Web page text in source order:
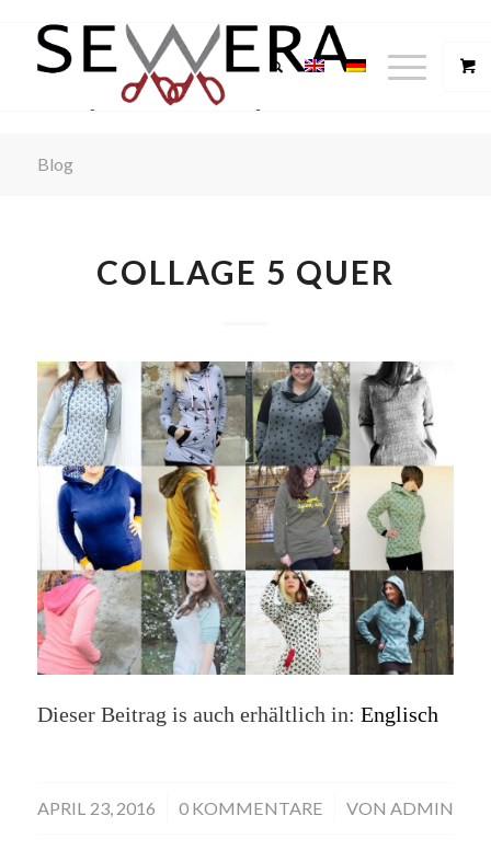
Blog
COLLAGE 5 QUER
Dieser Beitrag is auch erhältlich in: Englisch
APRIL 23, 2016
/ 0 KOMMENTARE
/ VON ADMIN